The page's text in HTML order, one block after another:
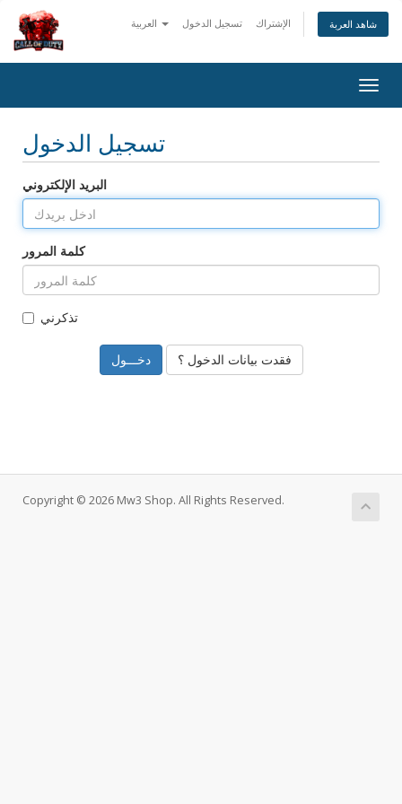
تسجيل الدخول الإشتراك شاهد العربة
تسجيل الدخول
البريد الإلكتروني
كلمة المرور
تذكرني
فقدت بيانات الدخول ؟
Copyright © 2026 Mw3 Shop. All Rights Reserved.